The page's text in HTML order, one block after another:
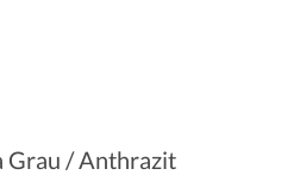
Grau / Anthrazit